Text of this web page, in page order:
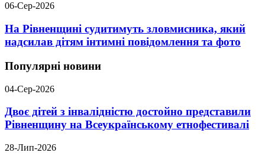
06-Сер-2026
На Рівненщині судитимуть зловмисника, який
надсилав дітям інтимні повідомлення та фото
Популярні новини
04-Сер-2026
Двоє дітей з інвалідністю достойно представили
Рівненщину на Всеукраїнському етнофестивалі
28-Лип-2026